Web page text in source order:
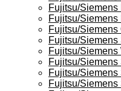
Fujitsu/Siemens
Fujitsu/
Fujitsu/Siemens
Fujitsu/
Fujitsu/
Fujitsu/Siemens
Fujitsu/
Fujitsu/Siemens